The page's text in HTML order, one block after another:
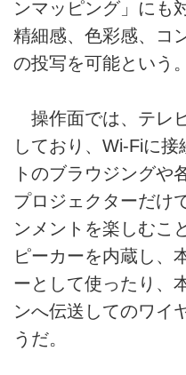
ンマッピング」にも
精細感、色彩感、コ
の投写を可能という。
操作面では、テレ
しており、Wi-Fiに
トのブラウジングや
プロジェクターだけ
ンメントを楽しむこ
ピーカーを内蔵し、
ーとして使ったり、
ンへ伝送してのワイ
うだ。